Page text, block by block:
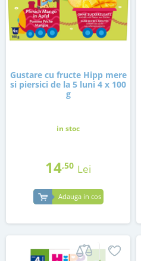
Gustare cu fructe Hipp mere
si piersici de la 5 luni 4 x 100
g
in stoc
14,50 Lei
Adauga in cos